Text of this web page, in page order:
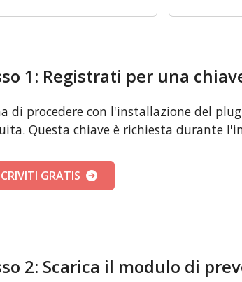
1: Registrati per una
di procedere con l'installazione del
Questa chiave è richiesta durante
GRATIS
2: Scarica il modulo di